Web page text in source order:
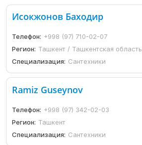
Исокжонов Баходир
Телефон: +998 (97) 710-02-07
Регион: Ташкент / Ташкентская область
Специализация: Сантехники
Ramiz Guseynov
Телефон: +998 (97) 342-02-03
Регион: Ташкент
Специализация: Сантехники